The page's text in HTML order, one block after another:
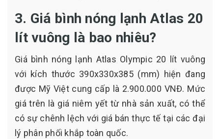
3. Giá bình nóng lạnh Atlas 20
lít vuông là bao nhiêu?
Giá bình nóng lạnh Atlas Olympic 20 lít vuông
với kích thước 390x330x385 (mm) hiện đang
được Mỹ Việt cung cấp là 2.900.000 VNĐ. Mức
giá trên là giá niêm yết từ nhà sản xuất, có thể
có sự chênh lệch với giá bán thực tế tại các đại
lý phân phối khắp toàn quốc.